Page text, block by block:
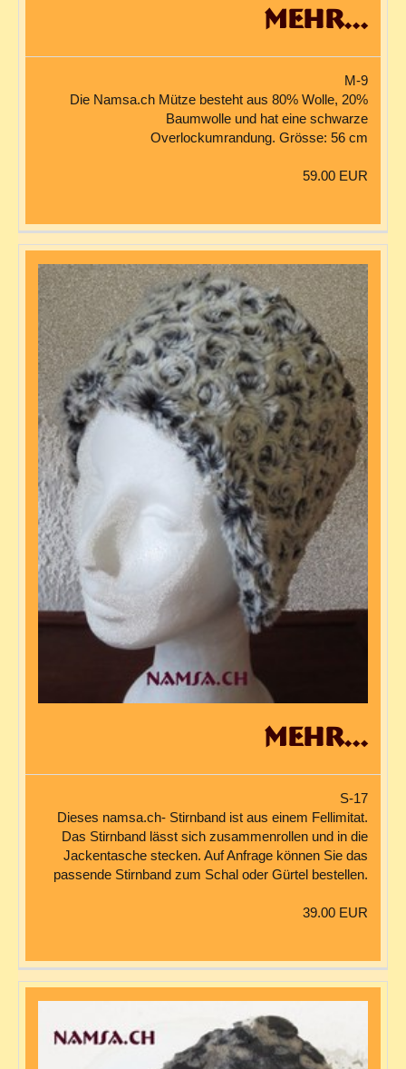
mehr...
M-9
Die Namsa.ch Mütze besteht aus 80% Wolle, 20%
Baumwolle und hat eine schwarze
Overlockumrandung. Grösse: 56 cm
59.00 EUR
mehr...
S-17
Dieses namsa.ch- Stirnband ist aus einem Fellimitat.
Das Stirnband lässt sich zusammenrollen und in die
Jackentasche stecken. Auf Anfrage können Sie das
passende Stirnband zum Schal oder Gürtel bestellen.
39.00 EUR